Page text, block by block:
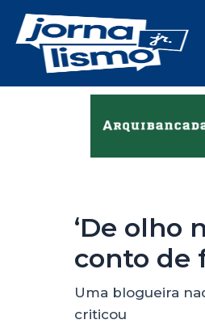
‘De olho
conto de
Uma blogueira
criticou